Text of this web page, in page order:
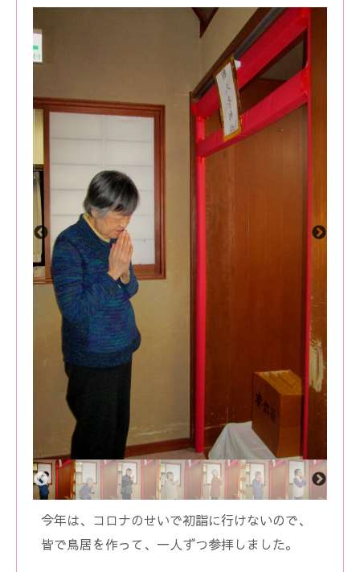
今年は、コロナのせいで初詣に行けないので、
皆で鳥居を作って、一人ずつ参拝しました。